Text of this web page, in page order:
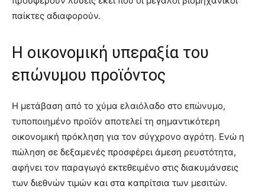
παίκτες αδιαφορούν.
Η οικονομική υπεραξία του
επώνυμου προϊόντος
Η μετάβαση από το χύμα ελαιόλαδο στο επώνυμο,
τυποποιημένο προϊόν αποτελεί τη σημαντικότερη
οικονομική πρόκληση για τον σύγχρονο αγρότη. Ενώ η
πώληση σε δεξαμενές προσφέρει άμεση ρευστότητα,
αφήνει τον παραγωγό εκτεθειμένο στις διακυμάνσεις
των διεθνών τιμών και στα καπρίτσια των μεσιτών.